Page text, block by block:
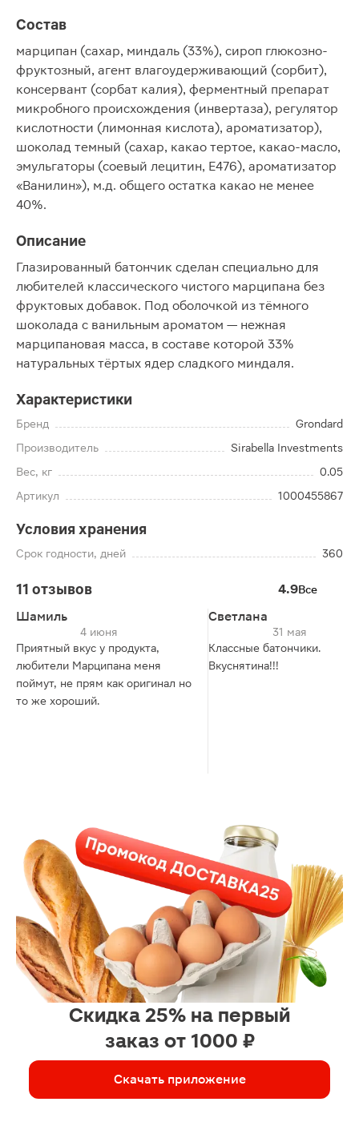
Состав
марципан (сахар, миндаль (33%), сироп глюкозно-
фруктозный, агент влагоудерживающий (сорбит),
консервант (сорбат калия), ферментный препарат
микробного происхождения (инвертаза), регулятор
кислотности (лимонная кислота), ароматизатор),
шоколад темный (сахар, какао тертое, какао-масло,
эмульгаторы (соевый лецитин, Е476), ароматизатор
«Ванилин»), м.д. общего остатка какао не менее
40%.
Описание
Глазированный батончик сделан специально для
любителей классического чистого марципана без
фруктовых добавок. Под оболочкой из тёмного
шоколада с ванильным ароматом — нежная
марципановая масса, в составе которой 33%
натуральных тёртых ядер сладкого миндаля.
Характеристики
Бренд
Grondard
Производитель
Sirabella Investments
Вес, кг
0.05
Артикул
1000455867
Условия хранения
Срок годности, дней 360
11 отзывов 4.9Все
Шамиль
4 июня
Приятный вкус у продукта,
любители Марципана меня
поймут, не прям как оригинал но
то же хороший.
Светлана
31 мая
Классные батончики.
Вкуснятина!!!
Скидка 25% на первый
заказ от 1000 ₽
Скачать приложение